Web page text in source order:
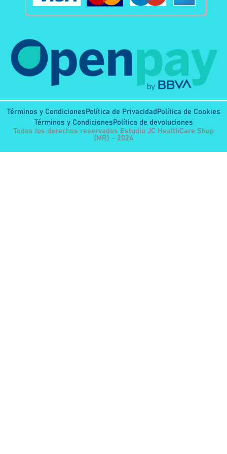
Términos y Condiciones Política de Privacidad Política de Cookies
Términos y Condiciones Política de devoluciones
Todos los derechos reservados Estudio JC HealthCare Shop
(MR) - 2024